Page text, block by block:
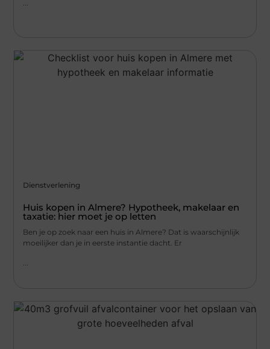
...
Dienstverlening
Huis kopen in Almere? Hypotheek, makelaar en
taxatie: hier moet je op letten
Ben je op zoek naar een huis in Almere? Dat is waarschijnlijk
moeilijker dan je in eerste instantie dacht. Er